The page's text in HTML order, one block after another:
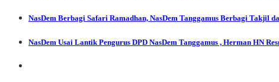
NasDem Berbagi Safari Ramadhan, NasDem Tanggamus Berbagi Takjil
NasDem Usai Lantik Pengurus DPD NasDem Tanggamus , Herman HN